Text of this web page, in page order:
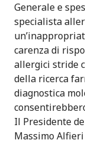
Generale e
specialista
carenza di
allergici stride
della ricerca
diagnostica
Il Presidente
Massimo